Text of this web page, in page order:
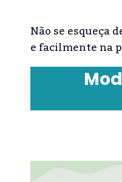
Não se esqueça
e facilmente na